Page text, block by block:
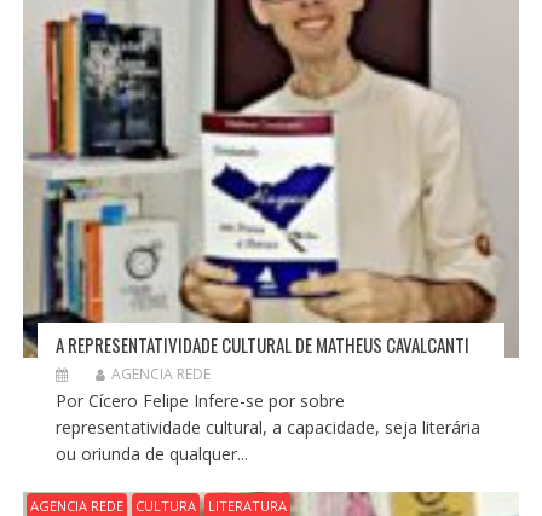
A REPRESENTATIVIDADE CULTURAL DE MATHEUS CAVALCANTI
AGENCIA REDE
Por Cícero Felipe Infere-se por sobre
representatividade cultural, a capacidade, seja literária
ou oriunda de qualquer...
AGENCIA REDE CULTURA LITERATURA